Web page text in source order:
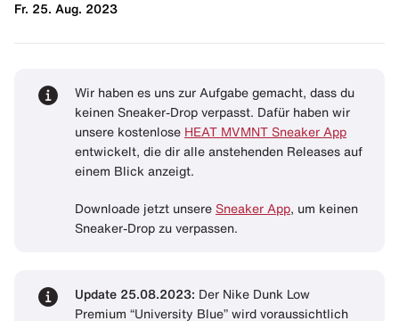
Fr. 25. Aug. 2023
Wir haben es uns zur Aufgabe gemacht, dass du
keinen Sneaker-Drop verpasst. Dafür haben wir
unsere kostenlose HEAT MVMNT Sneaker App
entwickelt, die dir alle anstehenden Releases auf
einem Blick anzeigt.
Downloade jetzt unsere Sneaker App, um keinen
Sneaker-Drop zu verpassen.
Update 25.08.2023: Der Nike Dunk Low
Premium “University Blue” wird voraussichtlich